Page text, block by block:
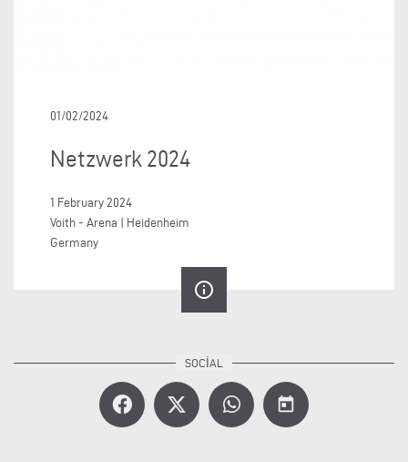
01/02/2024
Netzwerk 2024
1 February 2024
Voith - Arena | Heidenheim
Germany
info_outline
today